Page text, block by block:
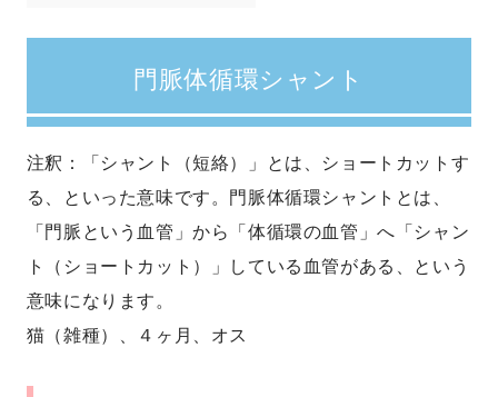
門脈体循環シャント
注釈：「シャント（短絡）」とは、ショートカットす
る、といった意味です。門脈体循環シャントとは、
「門脈という血管」から「体循環の血管」へ「シャン
ト（ショートカット）」している血管がある、という
意味になります。
猫（雑種）、４ヶ月、オス